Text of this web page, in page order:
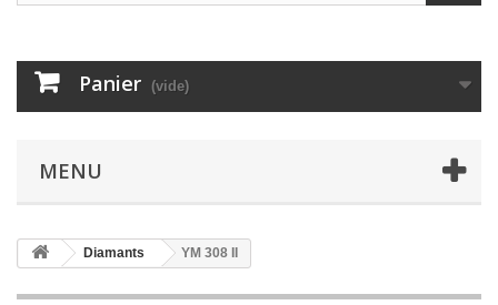
Panier (vide)
MENU
Diamants YM 308 II